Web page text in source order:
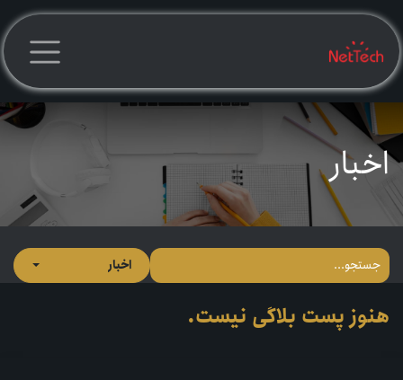
صرف نظر و مشاهده محتوا
اخبار
اخبار
هنوز پست بلاگی نیست.